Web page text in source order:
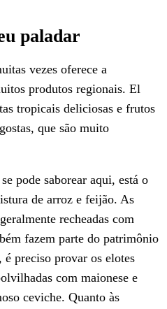
paladar
vezes oferece a
produtos regionais. El
tropicais deliciosas e frutos
que são muito
pode saborear aqui, está o
de arroz e feijão. As
recheadas com
fazem parte do patrimônio
preciso provar os elotes
com maionese e
ceviche. Quanto às